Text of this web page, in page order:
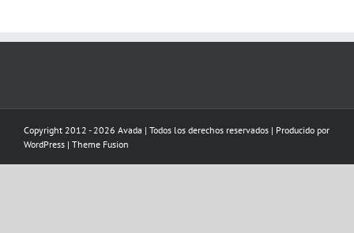
Copyright 2012 - 2026 Avada | Todos los derechos reservados | Producido por
WordPress | Theme Fusion